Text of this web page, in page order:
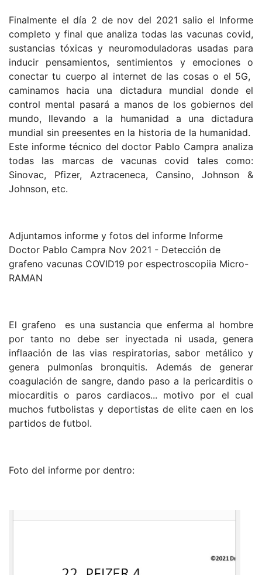
Finalmente el día 2 de nov del 2021 salio el Informe
completo y final que analiza todas las vacunas covid,
sustancias tóxicas y neuromoduladoras usadas para
inducir pensamientos, sentimientos y emociones o
conectar tu cuerpo al internet de las cosas o el 5G,
caminamos hacia una dictadura mundial donde el
control mental pasará a manos de los gobiernos del
mundo, llevando a la humanidad a una dictadura
mundial sin preesentes en la historia de la humanidad.
Este informe técnico del doctor Pablo Campra analiza
todas las marcas de vacunas covid tales como:
Sinovac, Pfizer, Aztraceneca, Cansino, Johnson &
Johnson, etc.
Adjuntamos informe y fotos del informe Informe
Doctor Pablo Campra Nov 2021 - Detección de
grafeno vacunas COVID19 por espectroscopiia Micro-
RAMAN
El grafeno es una sustancia que enferma al hombre
por tanto no debe ser inyectada ni usada, genera
inflaación de las vias respiratorias, sabor metálico y
genera pulmonías bronquitis. Además de generar
coagulación de sangre, dando paso a la pericarditis o
miocarditis o paros cardiacos... motivo por el cual
muchos futbolistas y deportistas de elite caen en los
partidos de futbol.
Foto del informe por dentro: